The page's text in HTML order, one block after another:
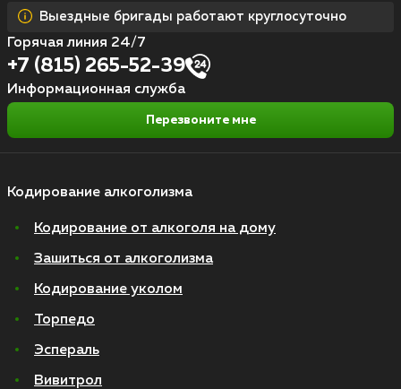
Кодирование алкоголизма
Кодирование от алкоголя на дому
Зашиться от алкоголизма
Кодирование уколом
Торпедо
Эспераль
Вивитрол
Выездные бригады работают круглосуточно
Горячая линия 24/7
+7 (815) 265-52-39
Информационная служба
Перезвоните мне